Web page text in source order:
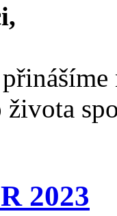
života
2023